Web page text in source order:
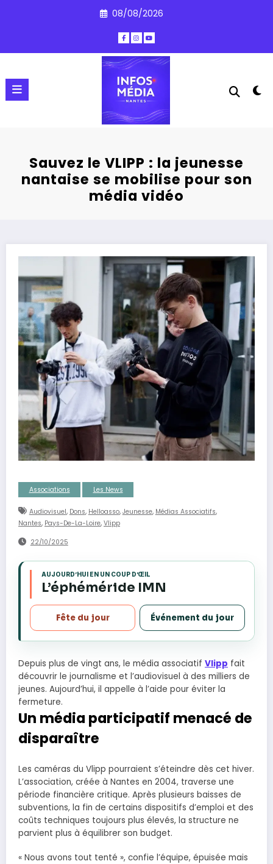
08/08/2026
Sauvez le VLIPP : la jeunesse
nantaise se mobilise pour son
média vidéo
Associations Les News
Audiovisuel, Dons, Helloasso, Jeunesse, Médias Associatifs,
Nantes, Pays-De-La-Loire, Vlipp
22/10/2025
AUJOURD’HUI EN UN COUP D’ŒIL
L’éphéméride IMN
Fête du jour Événement du jour
Depuis plus de vingt ans, le média associatif Vlipp fait
découvrir le journalisme et l’audiovisuel à des milliers de
jeunes. Aujourd’hui, il appelle à l’aide pour éviter la
fermeture.
Un média participatif menacé de
disparaître
Les caméras du Vlipp pourraient s’éteindre dès cet hiver.
L’association, créée à Nantes en 2004, traverse une
période financière critique. Après plusieurs baisses de
subventions, la fin de certains dispositifs d’emploi et des
coûts techniques toujours plus élevés, la structure ne
parvient plus à équilibrer son budget.
« Nous avons tout tenté », confie l’équipe, épuisée mais